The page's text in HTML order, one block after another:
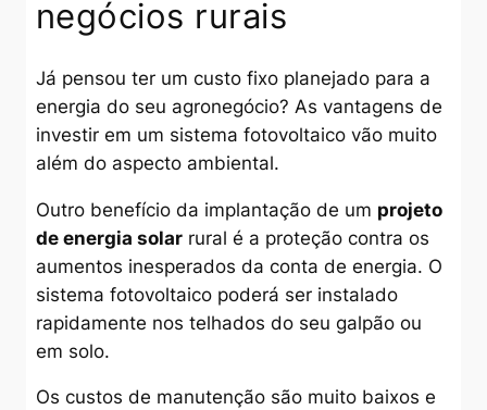
negócios rurais
Já pensou ter um custo fixo planejado para a
energia do seu agronegócio? As vantagens de
investir em um sistema fotovoltaico vão muito
além do aspecto ambiental.
Outro benefício da implantação de um projeto
de energia solarrural é a proteção contra os
aumentos inesperados da conta de energia. O
sistema fotovoltaico poderá ser instalado
rapidamente nos telhados do seu galpão ou
em solo.
Os custos de manutenção são muito baixos e